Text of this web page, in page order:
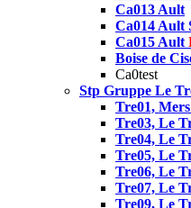
Ca013 Ault
Ca014 Ault
Ca015 Ault
Boise de
Ca0test
Stp Gruppe Le
Tre01,
Tre03, Le
Tre04, Le
Tre05, Le
Tre06, Le
Tre07, Le
Tre09, Le